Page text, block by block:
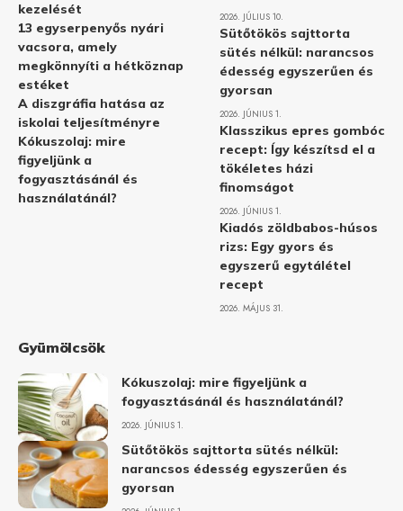
kezelését
13 egyserpenyős nyári
vacsora, amely
megkönnyíti a hétköznap
estéket
A diszgráfia hatása az
iskolai teljesítményre
Kókuszolaj: mire
figyeljünk a
fogyasztásánál és
használatánál?
2026. JÚLIUS 10.
Sütőtökös sajttorta
sütés nélkül: narancsos
édesség egyszerűen és
gyorsan
2026. JÚNIUS 1.
Klasszikus epres gombóc
recept: Így készítsd el a
tökéletes házi
finomságot
2026. JÚNIUS 1.
Kiadós zöldbabos-húsos
rizs: Egy gyors és
egyszerű egytálétel
recept
2026. MÁJUS 31.
Gyümölcsök
Kókuszolaj: mire figyeljünk a
fogyasztásánál és használatánál?
2026. JÚNIUS 1.
Sütőtökös sajttorta sütés nélkül:
narancsos édesség egyszerűen és
gyorsan